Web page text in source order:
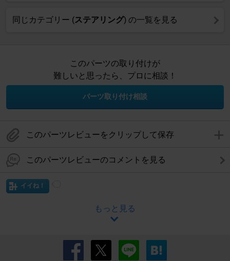
同じカテゴリー (ステアリング) の一覧を見る
このパーツの取り付けが
難しいと思ったら、プロに相談！
パーツ取り付け相談
このパーツレビューをクリップして保存
このパーツレビューのコメントを見る
イイね！
もっと見る